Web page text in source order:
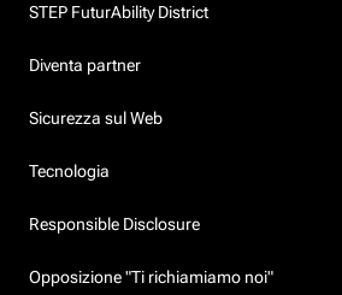
STEP FuturAbility District
Diventa partner
Sicurezza sul Web
Tecnologia
Responsible Disclosure
Opposizione "Ti richiamiamo noi"